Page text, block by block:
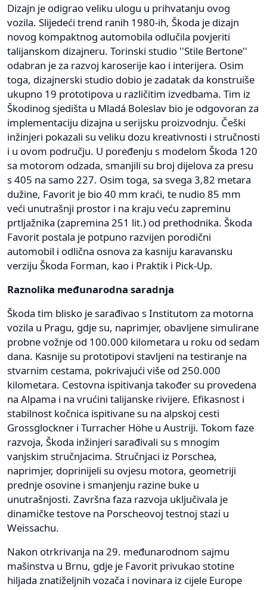
Dizajn je odigrao veliku ulogu u prihvatanju ovog
vozila. Slijedeći trend ranih 1980-ih, Škoda je dizajn
novog kompaktnog automobila odlučila povjeriti
talijanskom dizajneru. Torinski studio ''Stile Bertone''
odabran je za razvoj karoserije kao i interijera. Osim
toga, dizajnerski studio dobio je zadatak da konstruiše
ukupno 19 prototipova u različitim izvedbama. Tim iz
Škodinog sjedišta u Mladá Boleslav bio je odgovoran za
implementaciju dizajna u serijsku proizvodnju. Češki
inžinjeri pokazali su veliku dozu kreativnosti i stručnosti
i u ovom području. U poređenju s modelom Škoda 120
sa motorom odzada, smanjili su broj dijelova za presu
s 405 na samo 227. Osim toga, sa svega 3,82 metara
dužine, Favorit je bio 40 mm kraći, te nudio 85 mm
veći unutrašnji prostor i na kraju veću zapreminu
prtljažnika (zapremina 251 lit.) od prethodnika. Škoda
Favorit postala je potpuno razvijen porodični
automobil i odlična osnova za kasniju karavansku
verziju Škoda Forman, kao i Praktik i Pick-Up.
Raznolika međunarodna saradnja
Škoda tim blisko je sarađivao s Institutom za motorna
vozila u Pragu, gdje su, naprimjer, obavljene simulirane
probne vožnje od 100.000 kilometara u roku od sedam
dana. Kasnije su prototipovi stavljeni na testiranje na
stvarnim cestama, pokrivajući više od 250.000
kilometara. Cestovna ispitivanja također su provedena
na Alpama i na vrućini talijanske rivijere. Efikasnost i
stabilnost kočnica ispitivane su na alpskoj cesti
Grossglockner i Turracher Höhe u Austriji. Tokom faze
razvoja, Škoda inžinjeri sarađivali su s mnogim
vanjskim stručnjacima. Stručnjaci iz Porschea,
naprimjer, doprinijeli su ovjesu motora, geometriji
prednje osovine i smanjenju razine buke u
unutrašnjosti. Završna faza razvoja uključivala je
dinamičke testove na Porscheovoj testnoj stazi u
Weissachu.
Nakon otrkrivanja na 29. međunarodnom sajmu
mašinstva u Brnu, gdje je Favorit privukao stotine
hiljada znatiželjnih vozača i novinara iz cijele Europe